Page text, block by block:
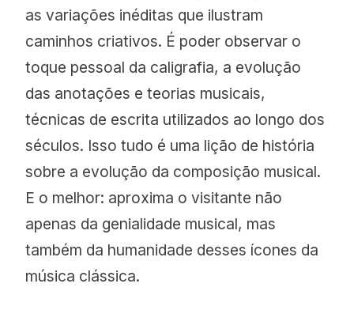
as variações inéditas que ilustram
caminhos criativos. É poder observar o
toque pessoal da caligrafia, a evolução
das anotações e teorias musicais,
técnicas de escrita utilizados ao longo dos
séculos. Isso tudo é uma lição de história
sobre a evolução da composição musical.
E o melhor: aproxima o visitante não
apenas da genialidade musical, mas
também da humanidade desses ícones da
música clássica.